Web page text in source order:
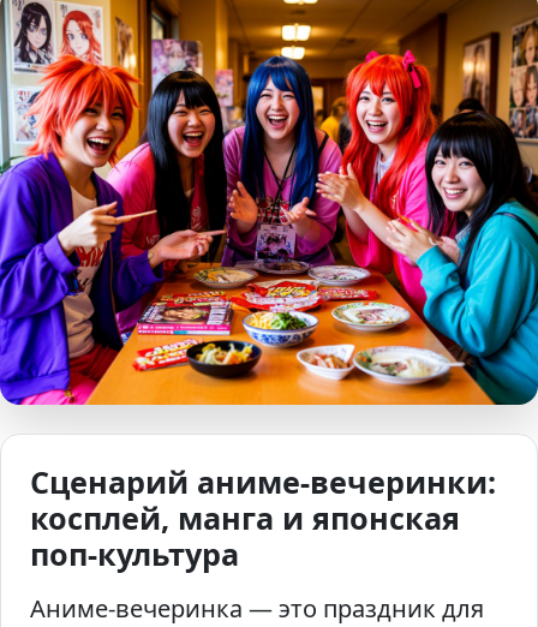
Сценарий аниме-вечеринки:
косплей, манга и японская
поп-культура
Аниме-вечеринка — это праздник для